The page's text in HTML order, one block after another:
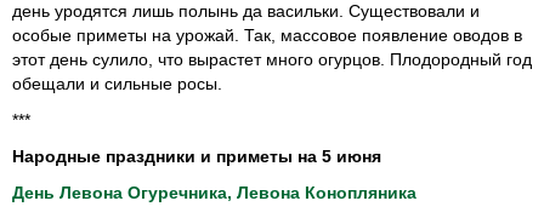
день уродятся лишь полынь да васильки. Существовали и
особые приметы на урожай. Так, массовое появление оводов в
этот день сулило, что вырастет много огурцов. Плодородный год
обещали и сильные росы.
***
Народные праздники и приметы на 5 июня
День Левона Огуречника, Левона Конопляника